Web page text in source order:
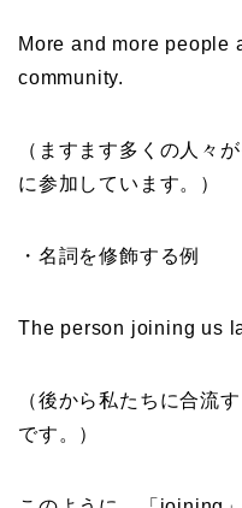
More and more people
community.
（ますます多くの人々
に参加しています。）
・名詞を修飾する例
The person joining us
（後から私たちに合流
です。）